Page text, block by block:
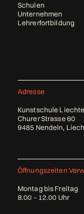
Schulen
Unternehmen
Lehrerfortbildung
Adresse
Kunstschule
Churer Strasse 60
9485 Nendeln,
Öffnungszeiten
Montag bis Freitag
8.00 – 12.00 Uhr